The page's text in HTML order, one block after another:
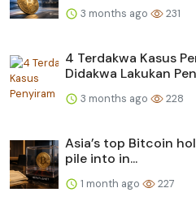
3 months ago 231
4 Terdakwa Kasus
Didakwa Lakukan
3 months ago 228
Asia’s top Bitcoin
pile into in...
1 month ago 227